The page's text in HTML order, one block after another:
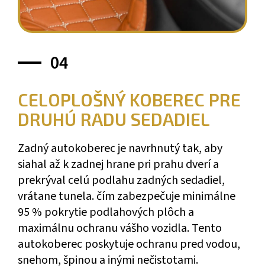
04
CELOPLOŠNÝ KOBEREC PRE
DRUHÚ RADU SEDADIEL
Zadný autokoberec je navrhnutý tak, aby
siahal až k zadnej hrane pri prahu dverí a
prekrýval celú podlahu zadných sedadiel,
vrátane tunela. čím zabezpečuje minimálne
95 % pokrytie podlahových plôch a
maximálnu ochranu vášho vozidla. Tento
autokoberec poskytuje ochranu pred vodou,
snehom, špinou a inými nečistotami.